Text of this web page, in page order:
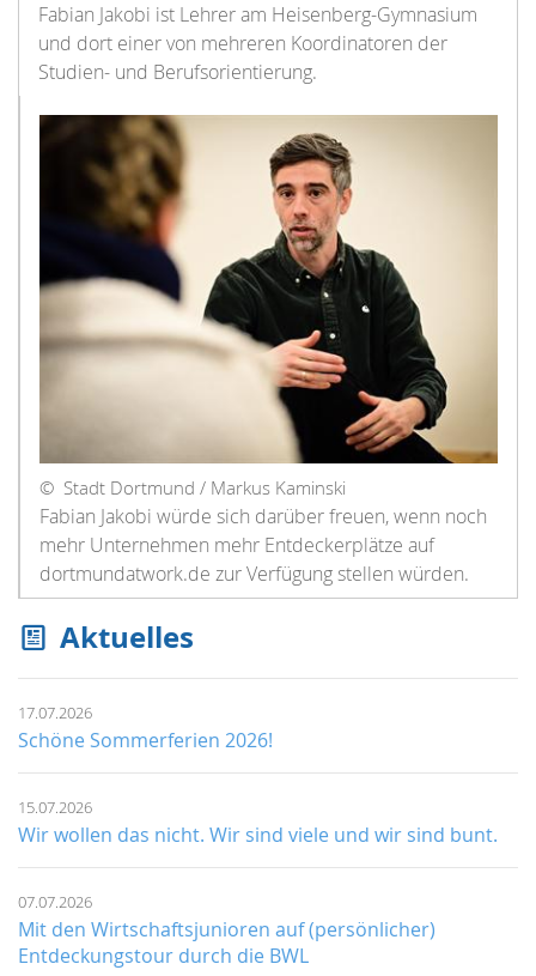
Fabian Jakobi ist Lehrer am Heisenberg-Gymnasium
und dort einer von mehreren Koordinatoren der
Studien- und Berufsorientierung.
© Stadt Dortmund / Markus Kaminski
Fabian Jakobi würde sich darüber freuen, wenn noch
mehr Unternehmen mehr Entdeckerplätze auf
dortmundatwork.de zur Verfügung stellen würden.
Aktuelles
17.07.2026
Schöne Sommerferien 2026!
15.07.2026
Wir wollen das nicht. Wir sind viele und wir sind bunt.
07.07.2026
Mit den Wirtschaftsjunioren auf (persönlicher)
Entdeckungstour durch die BWL